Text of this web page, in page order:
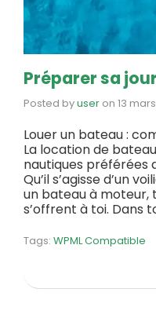
Préparer sa
Posted byuser on 13
Louer un bateau :
La location de
nautiques préférées
Qu’il s’agisse d’un
un bateau à moteur,
s’offrent à toi. Dans
Tags: WPML Compatible